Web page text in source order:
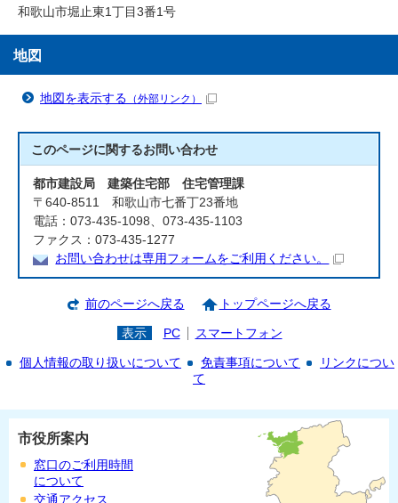
和歌山市堀止東1丁目3番1号
地図
地図を表示する （外部リンク）
このページに関するお問い合わせ
都市建設局 建築住宅部 住宅管理課
〒640-8511 和歌山市七番丁23番地
電話：073-435-1098、073-435-1103
ファクス：073-435-1277
お問い合わせは専用フォームをご利用ください。
前のページへ戻る トップページへ戻る
表示 PC スマートフォン
個人情報の取り扱いについて 免責事項について
リンクについ
て
市役所案内
窓口のご利用時間
について
交通アクセス